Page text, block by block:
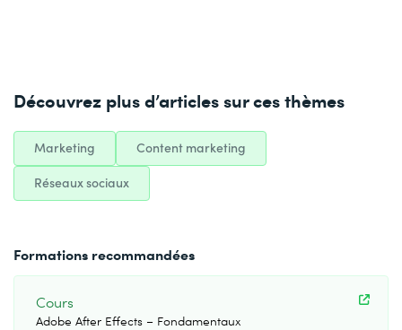
Découvrez plus d’articles sur ces thèmes
Marketing Content marketing
Réseaux sociaux
Formations recommandées
Cours
Adobe After Effects – Fondamentaux